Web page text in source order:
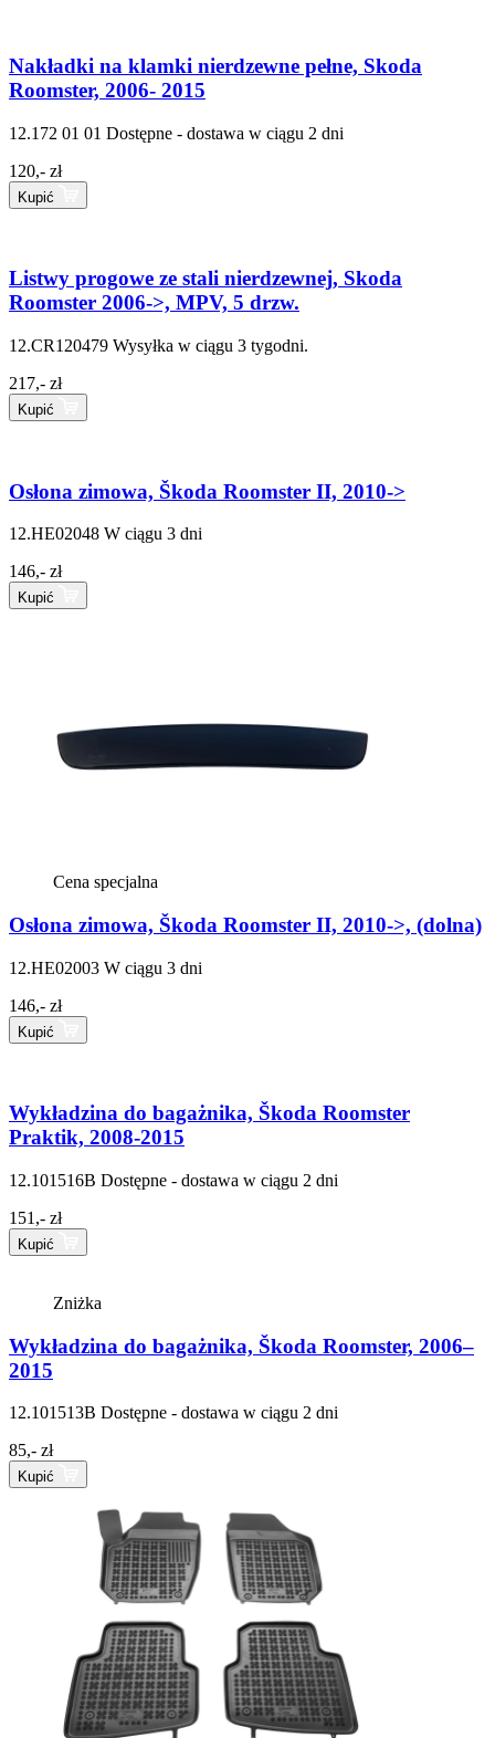
Nakładki na klamki nierdzewne pełne, Skoda
Roomster, 2006- 2015
12.172 01 01 Dostępne - dostawa w ciągu 2 dni
120,- zł
Kupić
Listwy progowe ze stali nierdzewnej, Skoda
Roomster 2006->, MPV, 5 drzw.
12.CR120479 Wysyłka w ciągu 3 tygodni.
217,- zł
Kupić
Osłona zimowa, Škoda Roomster II, 2010->
12.HE02048 W ciągu 3 dni
146,- zł
Kupić
Cena specjalna
Osłona zimowa, Škoda Roomster II, 2010->, (dolna)
12.HE02003 W ciągu 3 dni
146,- zł
Kupić
Wykładzina do bagażnika, Škoda Roomster
Praktik, 2008-2015
12.101516B Dostępne - dostawa w ciągu 2 dni
151,- zł
Kupić
Zniżka
Wykładzina do bagażnika, Škoda Roomster, 2006–
2015
12.101513B Dostępne - dostawa w ciągu 2 dni
85,- zł
Kupić